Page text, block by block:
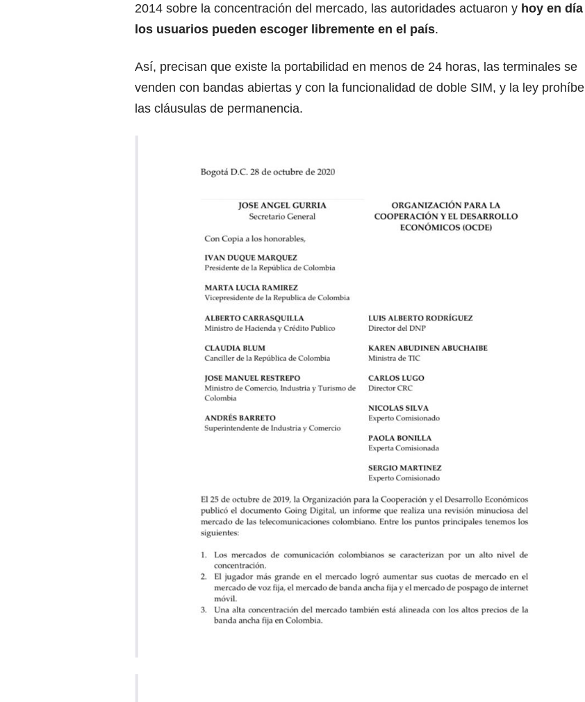
2014 sobre la concentración del mercado, las autoridades actuaron y hoy en día
los usuarios pueden escoger libremente en el país.
Así, precisan que existe la portabilidad en menos de 24 horas, las terminales se
venden con bandas abiertas y con la funcionalidad de doble SIM, y la ley prohíbe
las cláusulas de permanencia.